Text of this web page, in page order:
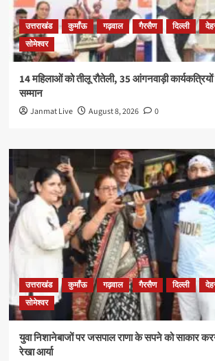
उत्तराखंड कुमाँऊ गढ़वाल गैरसैण दिल्ली
सोमेश्वर
14 महिलाओं को तीलू रौतेली, 35 आंगनवाड़ी कार्यकत्रियों
सम्मान
Janmat Live August 8, 2026 0
उत्तराखंड कुमाँऊ गढ़वाल गैरसैण दिल्ली
सोमेश्वर
युवा निशानेबाजों पर जसपाल राणा के सपने को साकार
रेखा आर्या